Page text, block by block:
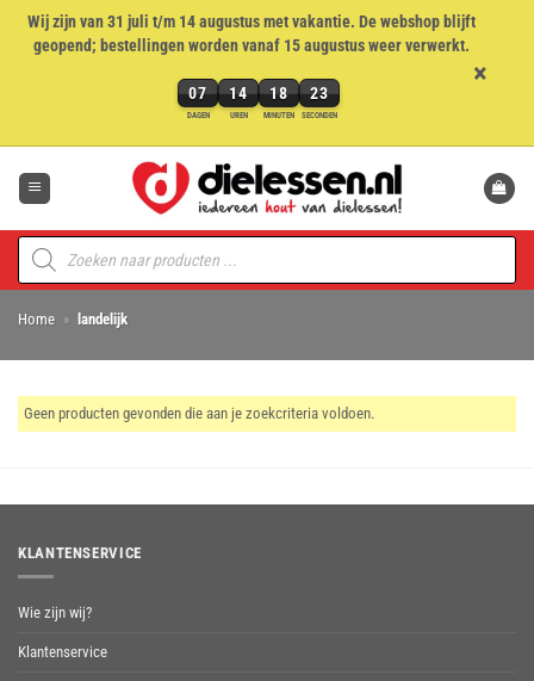
Wij zijn van 31 juli t/m 14 augustus met vakantie. De webshop blijft
geopend; bestellingen worden vanaf 15 augustus weer verwerkt.
07
DAGEN
14
UREN
18
MINUTEN
23
SECONDEN
7
14
uren,
18
minuten
en
×
naar
inhoud
Producten
zoeken
Home » landelijk
Geen producten gevonden die aan je zoekcriteria voldoen.
KLANTENSERVICE
Wie zijn wij?
Klantenservice